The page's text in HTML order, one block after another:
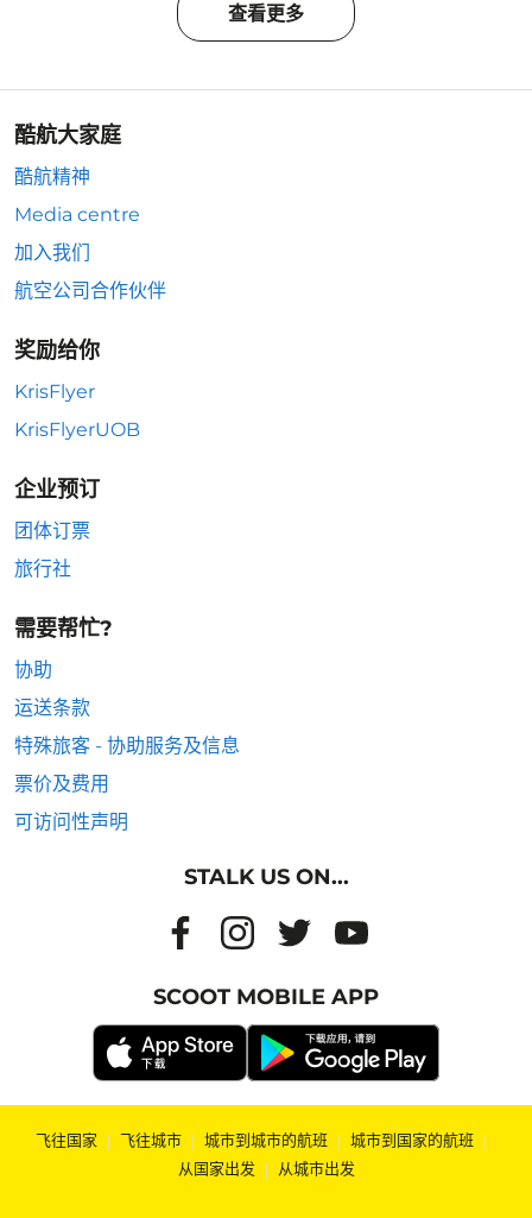
查看更多
酷航大家庭
酷航精神
Media centre
加入我们
航空公司合作伙伴
奖励给你
KrisFlyer
KrisFlyerUOB
企业预订
团体订票
旅行社
需要帮忙?
协助
运送条款
特殊旅客 - 协助服务及信息
票价及费用
可访问性声明
STALK US ON...
SCOOT MOBILE APP
飞往国家 | 飞往城市 | 城市到城市的航班 | 城市到国家的航班 |
从国家出发 | 从城市出发